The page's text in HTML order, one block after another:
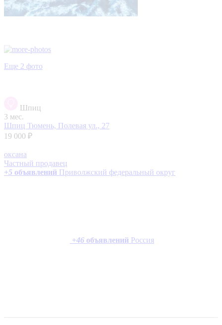
Еще 2 фото
Шпиц
3 мес.
Шпиц Тюмень, Полевая ул., 27
19 000 ₽
оксана
Частный продавец
+5 объявлений Приволжский федеральный округ
+46 объявлений Россия